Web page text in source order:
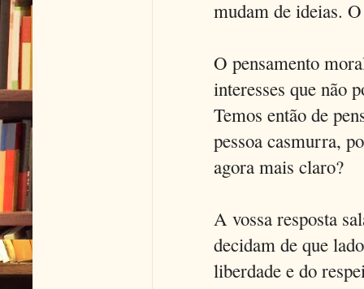
mudam de ideias.
O pensamento
interesses que não
Temos então de
pessoa casmurra,
agora mais claro?
A vossa resposta
decidam de que
liberdade e do